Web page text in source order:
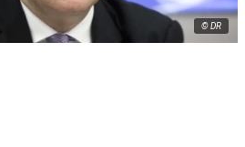
© DR